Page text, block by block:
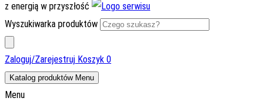
z energią w przyszłość
Wyszukiwarka produktów
Zaloguj/Zarejestruj Koszyk 0
Katalog produktów Menu
Menu